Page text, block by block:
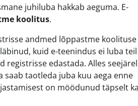
juhiluba hakkab aeguma. E-
koolitus.
andmed lõppastme koolituse
kuid e-teenindus ei luba teil
registrisse edastada. Alles seejärel
taotleda juba kuu aega enne
on möödunud täpselt